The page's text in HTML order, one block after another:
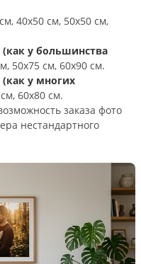
40х50 см, 50х50 см,
у большинства
50х75 см, 60х90 см.
у многих
60х80 см.
заказа фото
нестандартного